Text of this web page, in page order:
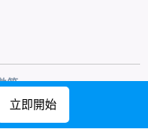
笑。
術支援
立即開始